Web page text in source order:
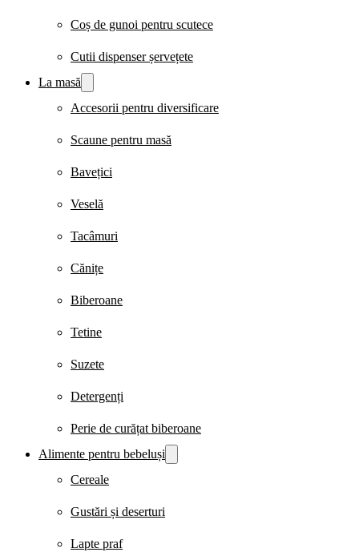
Coș de gunoi pentru scutece
Cutii dispenser șervețete
La masă
Accesorii pentru diversificare
Scaune pentru masă
Bavețici
Veselă
Tacâmuri
Cănițe
Biberoane
Tetine
Suzete
Detergenți
Perie de curățat biberoane
Alimente pentru bebeluși
Cereale
Gustări și deserturi
Lapte praf